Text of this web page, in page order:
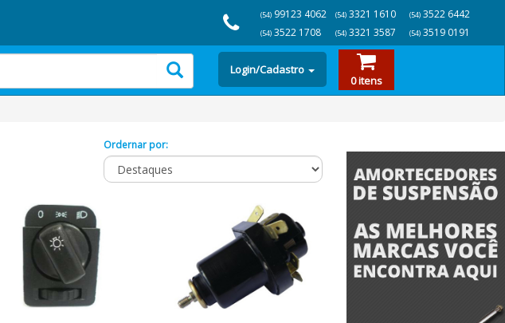
(54) 99123 4062
(54) 3522 1708
(54)3321 1610
(54)3321 3587
(54)3522 6442
(54)3519 0191
Login/Cadastro
0 itens
Ordernar por: